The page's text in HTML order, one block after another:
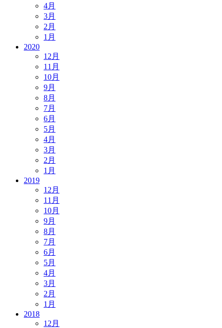
4月
3月
2月
1月
2020
12月
11月
10月
9月
8月
7月
6月
5月
4月
3月
2月
1月
2019
12月
11月
10月
9月
8月
7月
6月
5月
4月
3月
2月
1月
2018
12月